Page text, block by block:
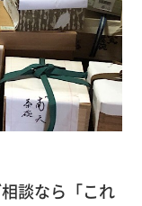
談なら「これ